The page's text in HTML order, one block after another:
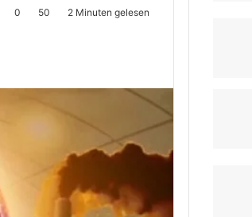
0 50 2 Minuten gelesen